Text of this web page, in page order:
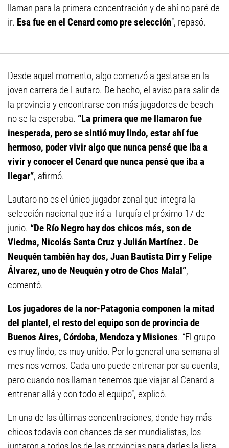
llaman para la primera concentración y de ahí no paré de
ir. Esa fue en el Cenard como pre selección”, repasó.
Desde aquel momento, algo comenzó a gestarse en la
joven carrera de Lautaro. De hecho, el aviso para salir de
la provincia y encontrarse con más jugadores de beach
no se la esperaba. “La primera que me llamaron fue
inesperada, pero se sintió muy lindo, estar ahí fue
hermoso, poder vivir algo que nunca pensé que iba a
vivir y conocer el Cenard que nunca pensé que iba a
llegar”, afirmó.
Lautaro no es el único jugador zonal que integra la
selección nacional que irá a Turquía el próximo 17 de
junio. “De Río Negro hay dos chicos más, son de
Viedma, Nicolás Santa Cruz y Julián Martínez. De
Neuquén también hay dos, Juan Bautista Dirr y Felipe
Álvarez, uno de Neuquén y otro de Chos Malal”,
comentó.
Los jugadores de la nor-Patagonia componen la mitad
del plantel, el resto del equipo son de provincia de
Buenos Aires, Córdoba, Mendoza y Misiones. “El grupo
es muy lindo, es muy unido. Por lo general una semana al
mes nos vemos. Cada uno puede entrenar por su cuenta,
pero cuando nos llaman tenemos que viajar al Cenard a
entrenar allá y con todo el equipo”, explicó.
En una de las últimas concentraciones, donde hay más
chicos todavía con chances de ser mundialistas, los